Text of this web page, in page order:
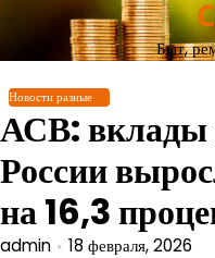
Перейти
содержимому
Быт,
Новости разные
АСВ: вклады
России
на 16,3
admin 18 февраля, 2026